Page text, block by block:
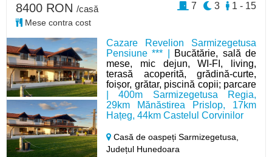
Cazare Revelion Sarmizegetusa
Pensiune *** |
Bucătărie, sală de
mese, mic dejun, WI-FI, living,
terasă acoperită, grădină-curte,
foișor, grătar, piscină copii; parcare
| 400m Sarmizegetusa Regia,
29km Mănăstirea Prislop, 17km
Hațeg, 44km Castelul Corvinilor
Casă de oaspeți Sarmizegetusa,
Județul Hunedoara
8400 RON /casă
Mese contra cost
1 - 15
3
7